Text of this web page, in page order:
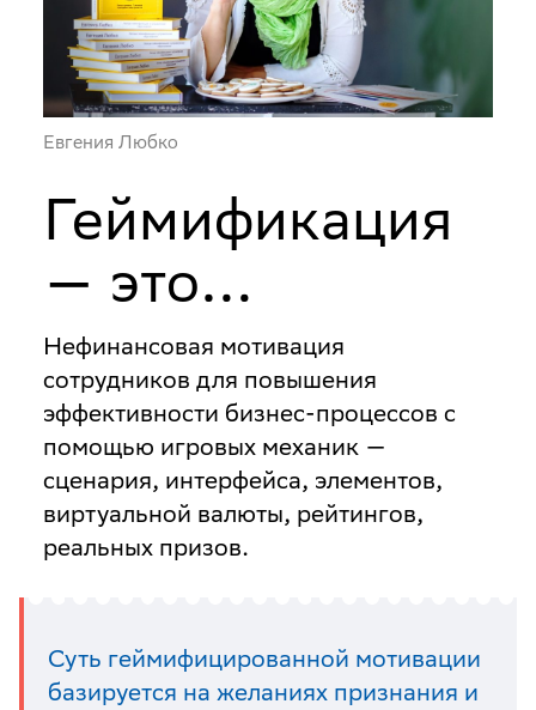
Евгения Любко
Геймификация
— это…
Нефинансовая мотивация
сотрудников для повышения
эффективности бизнес-процессов с
помощью игровых механик —
сценария, интерфейса, элементов,
виртуальной валюты, рейтингов,
реальных призов.
Суть геймифицированной мотивации
базируется на желаниях признания и